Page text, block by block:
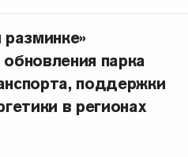
парка
поддержки
в регионах